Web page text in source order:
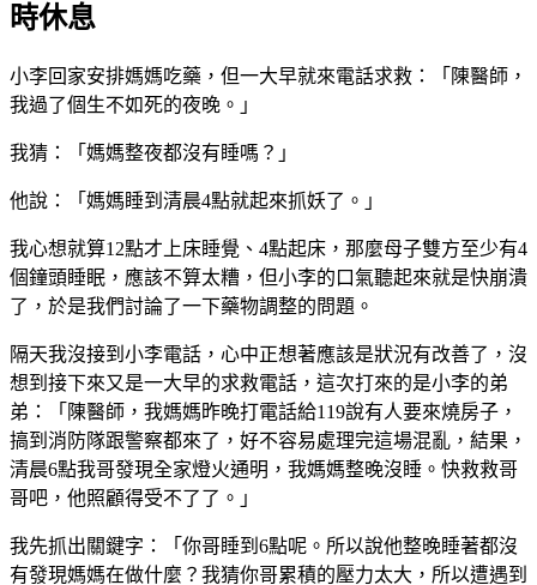
時休息
小李回家安排媽媽吃藥，但一大早就來電話求救：「陳醫師，
我過了個生不如死的夜晚。」
我猜：「媽媽整夜都沒有睡嗎？」
他說：「媽媽睡到清晨4點就起來抓妖了。」
我心想就算12點才上床睡覺、4點起床，那麼母子雙方至少有4
個鐘頭睡眠，應該不算太糟，但小李的口氣聽起來就是快崩潰
了，於是我們討論了一下藥物調整的問題。
隔天我沒接到小李電話，心中正想著應該是狀況有改善了，沒
想到接下來又是一大早的求救電話，這次打來的是小李的弟
弟：「陳醫師，我媽媽昨晚打電話給119說有人要來燒房子，
搞到消防隊跟警察都來了，好不容易處理完這場混亂，結果，
清晨6點我哥發現全家燈火通明，我媽媽整晚沒睡。快救救哥
哥吧，他照顧得受不了了。」
我先抓出關鍵字：「你哥睡到6點呢。所以說他整晚睡著都沒
有發現媽媽在做什麼？我猜你哥累積的壓力太大，所以遭遇到